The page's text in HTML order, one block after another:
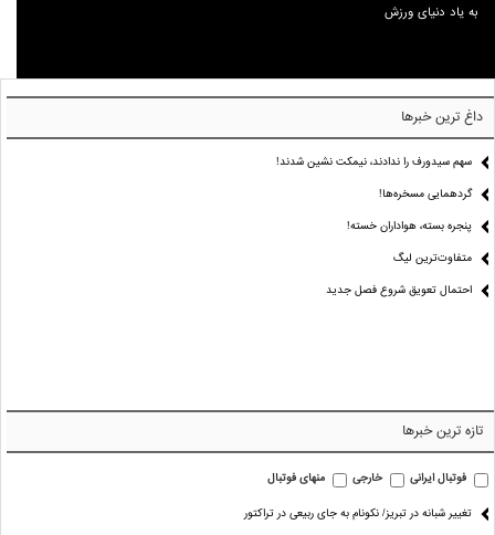
به یاد دنیای ورزش
داغ ترین خبرها
سهم سیدورف را ندادند، نیمکت نشین شدند!
گردهمایی مسخره‌ها!
پنجره بسته، هواداران خسته!
متفاوت‌ترین لیگ
احتمال تعویق شروع فصل جدید
تازه ترین خبرها
فوتبال ایرانی خارجی منهای فوتبال
تغییر شبانه در تبریز/ نکونام به جای ربیعی در تراکتور